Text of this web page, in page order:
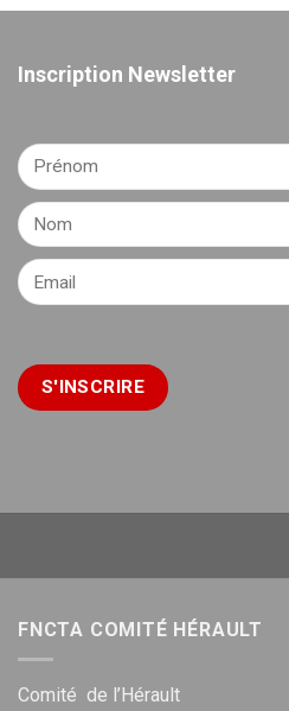
Inscription Newsletter
FNCTA COMITÉ HÉRAULT
Comité de l’Hérault